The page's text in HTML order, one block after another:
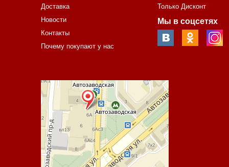
Доставка
Новости
Контакты
Почему покупают у нас
Только Дисконт
Мы в соцсетях